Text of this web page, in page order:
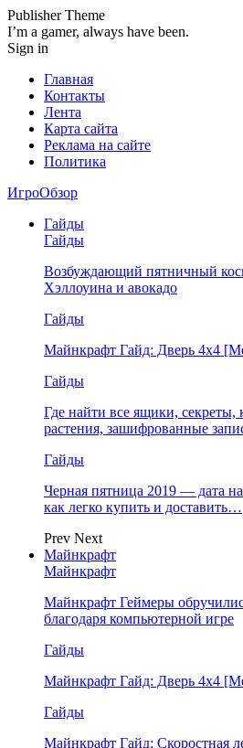
Publisher Theme
I’m a gamer, always have been.
Sign in
Главная
Контакты
Лента
Карта сайта
Реклама на сайте
Политика
ИгроОбзор
Гайды
Гайды
Возбуждающий пятничный
Хэллоуина и авокадо
Гайды
Майнкрафт Гайд: Дверь 4х4
Гайды
Где найти все ящики, секреты,
растения, зашифрованные
Гайды
Черная пятница 2019 — дата
как легко купить и доставить…
Prev Next
Майнкрафт
Майнкрафт
Майнкрафт Геймеры
благодаря компьютерной игре
Гайды
Майнкрафт Гайд: Дверь 4х4
Гайды
Майнкрафт Гайд: Скоростная